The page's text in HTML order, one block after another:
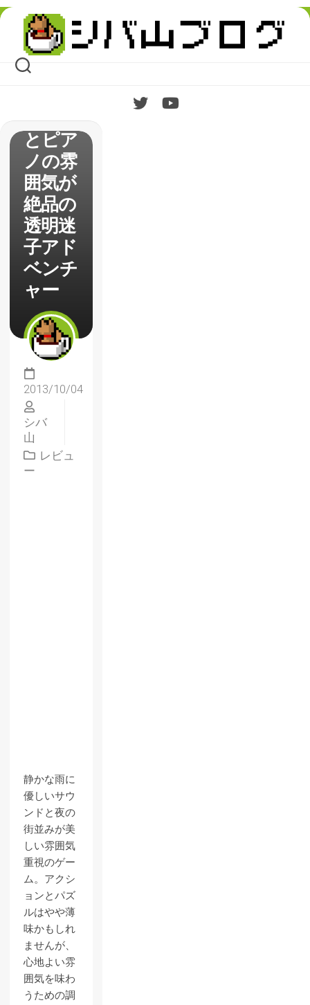
Skip
content【rain
】レビ
雨と夜
とピア
ノの雰
囲気が
絶品の
透明迷
子アド
ベンチ
ャー
2013/10/04
シバ
山
レビュ
ー
静かな雨に
優しいサウ
ンドと夜の
街並みが美
しい雰囲気
重視のゲー
ム。アクシ
ョンとパズ
ルはやや薄
味かもしれ
ませんが、
心地よい雰
囲気を味わ
うための調